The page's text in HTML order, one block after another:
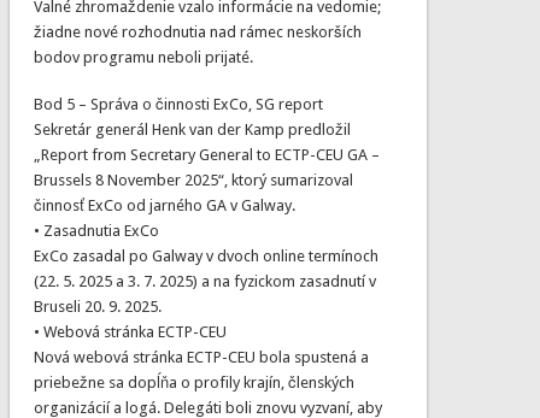
Valné zhromaždenie vzalo informácie na vedomie;
žiadne nové rozhodnutia nad rámec neskorších
bodov programu neboli prijaté.
Bod 5 – Správa o činnosti ExCo, SG report
Sekretár generál Henk van der Kamp predložil
„Report from Secretary General to ECTP-CEU GA –
Brussels 8 November 2025“, ktorý sumarizoval
činnosť ExCo od jarného GA v Galway.
• Zasadnutia ExCo
ExCo zasadal po Galway v dvoch online termínoch
(22. 5. 2025 a 3. 7. 2025) a na fyzickom zasadnutí v
Bruseli 20. 9. 2025.
• Webová stránka ECTP-CEU
Nová webová stránka ECTP-CEU bola spustená a
priebežne sa dopĺňa o profily krajín, členských
organizácií a logá. Delegáti boli znovu vyzvaní, aby